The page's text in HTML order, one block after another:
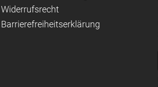
Widerrufsrecht
Barrierefreiheitserklärung